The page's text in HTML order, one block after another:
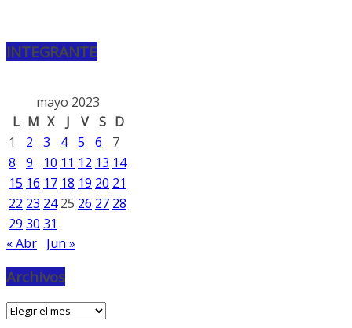
INTEGRANTE
mayo 2023
L M X J V S D
1
2 3 4 5 6
7
8
9 10 11 12 13 14
15 16 17 18 19 20 21
22 23 24 25 26 27 28
29 30 31
« Abr Jun »
Archivos
Archivos